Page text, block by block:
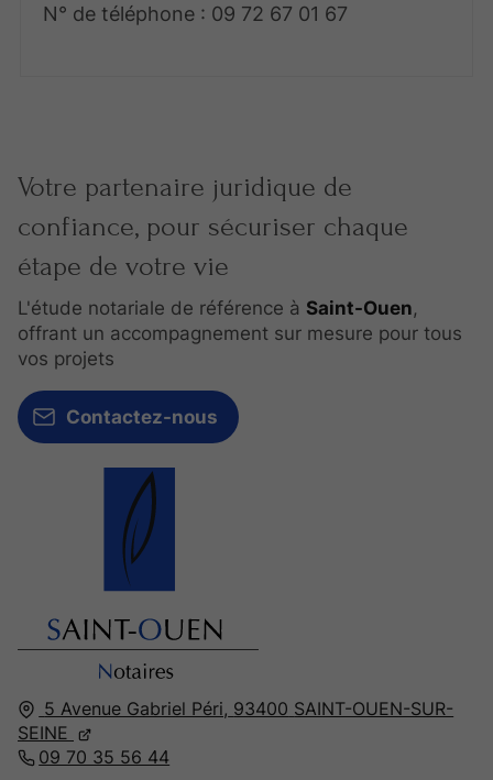
N° de téléphone : 09 72 67 01 67
5 Avenue Gabriel Péri, 93400 SAINT-OUEN-SUR-
SEINE
09 70 35 56 44
Votre partenaire juridique de
confiance, pour sécuriser chaque
étape de votre vie
L'étude notariale de référence à Saint-Ouen,
offrant un accompagnement sur mesure pour tous
vos projets
Contactez-nous